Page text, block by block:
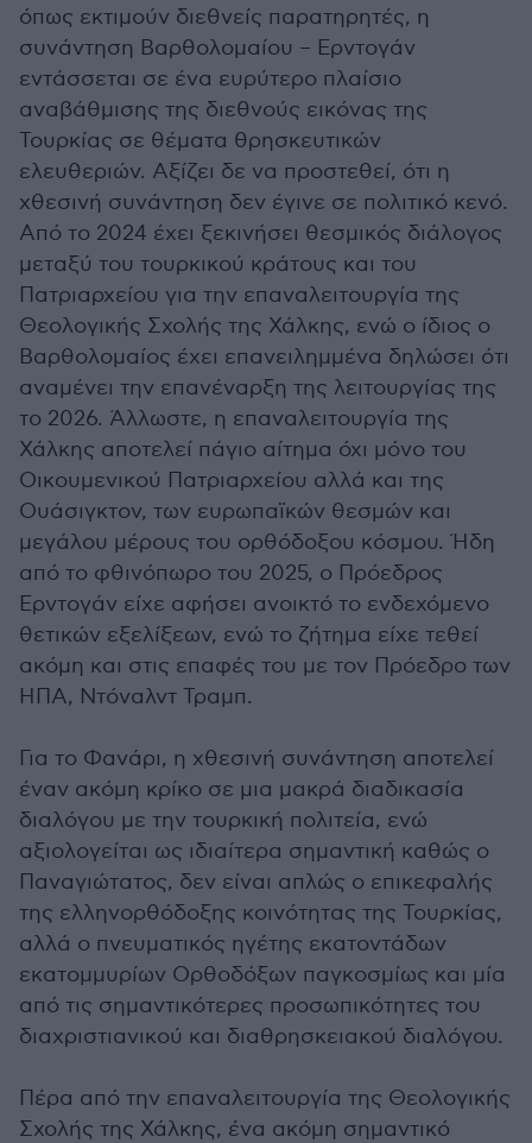
όπως εκτιμούν διεθνείς παρατηρητές, η
συνάντηση Βαρθολομαίου – Ερντογάν
εντάσσεται σε ένα ευρύτερο πλαίσιο
αναβάθμισης της διεθνούς εικόνας της
Τουρκίας σε θέματα θρησκευτικών
ελευθεριών. Αξίζει δε να προστεθεί, ότι η
χθεσινή συνάντηση δεν έγινε σε πολιτικό κενό.
Από το 2024 έχει ξεκινήσει θεσμικός διάλογος
μεταξύ του τουρκικού κράτους και του
Πατριαρχείου για την επαναλειτουργία της
Θεολογικής Σχολής της Χάλκης, ενώ ο ίδιος ο
Βαρθολομαίος έχει επανειλημμένα δηλώσει ότι
αναμένει την επανέναρξη της λειτουργίας της
το 2026. Άλλωστε, η επαναλειτουργία της
Χάλκης αποτελεί πάγιο αίτημα όχι μόνο του
Οικουμενικού Πατριαρχείου αλλά και της
Ουάσιγκτον, των ευρωπαϊκών θεσμών και
μεγάλου μέρους του ορθόδοξου κόσμου. Ήδη
από το φθινόπωρο του 2025, ο Πρόεδρος
Ερντογάν είχε αφήσει ανοικτό το ενδεχόμενο
θετικών εξελίξεων, ενώ το ζήτημα είχε τεθεί
ακόμη και στις επαφές του με τον Πρόεδρο των
ΗΠΑ, Ντόναλντ Τραμπ.
Για το Φανάρι, η χθεσινή συνάντηση αποτελεί
έναν ακόμη κρίκο σε μια μακρά διαδικασία
διαλόγου με την τουρκική πολιτεία, ενώ
αξιολογείται ως ιδιαίτερα σημαντική καθώς ο
Παναγιώτατος, δεν είναι απλώς ο επικεφαλής
της ελληνορθόδοξης κοινότητας της Τουρκίας,
αλλά ο πνευματικός ηγέτης εκατοντάδων
εκατομμυρίων Ορθοδόξων παγκοσμίως και μία
από τις σημαντικότερες προσωπικότητες του
διαχριστιανικού και διαθρησκειακού διαλόγου.
Πέρα από την επαναλειτουργία της Θεολογικής
Σχολής της Χάλκης, ένα ακόμη σημαντικό